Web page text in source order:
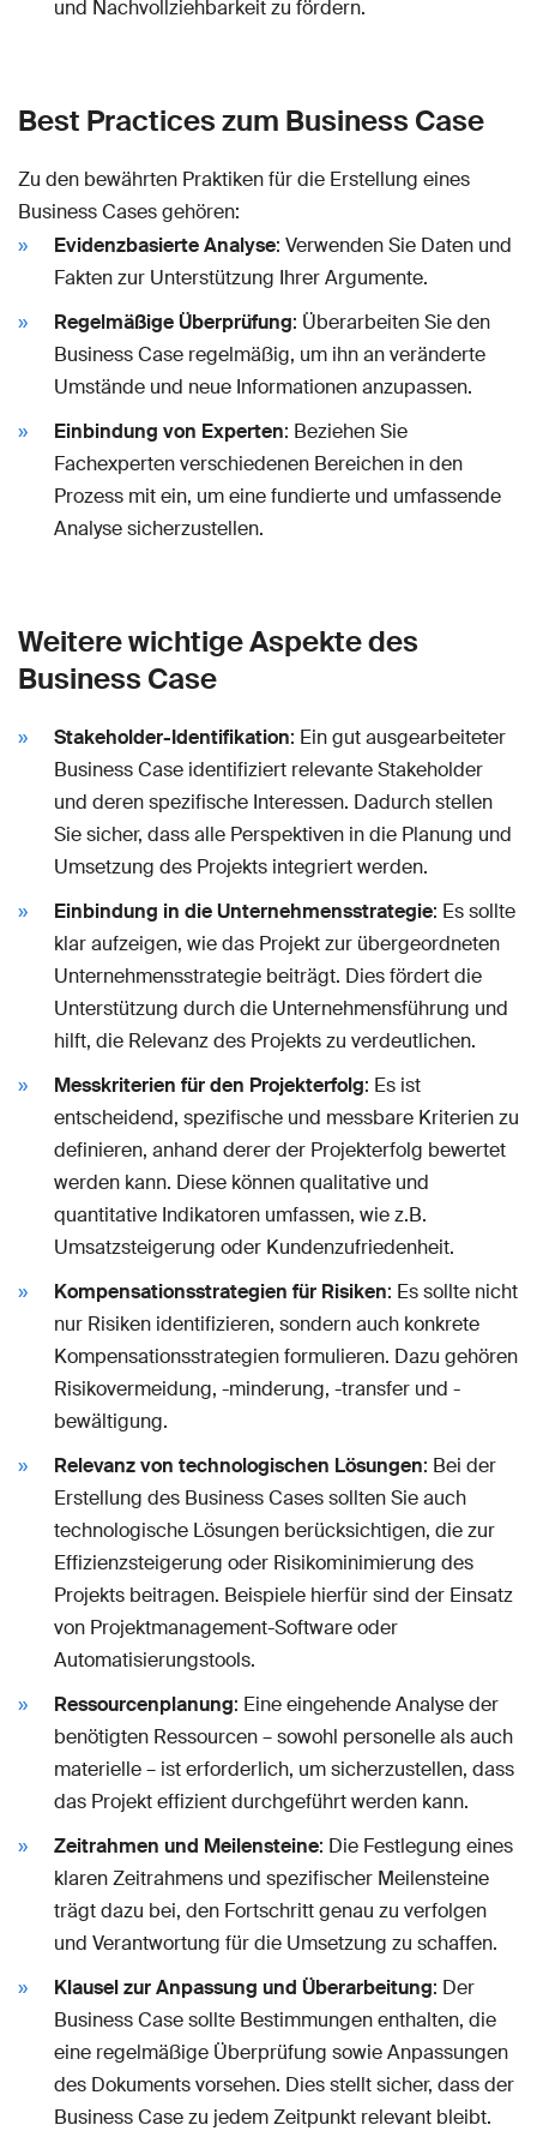
und Nachvollziehbarkeit zu fördern.
Best Practices zum Business Case
Zu den bewährten Praktiken für die Erstellung eines
Business Cases gehören:
Evidenzbasierte Analyse: Verwenden Sie Daten und
Fakten zur Unterstützung Ihrer Argumente.
Regelmäßige Überprüfung: Überarbeiten Sie den
Business Case regelmäßig, um ihn an veränderte
Umstände und neue Informationen anzupassen.
Einbindung von Experten: Beziehen Sie
Fachexperten verschiedenen Bereichen in den
Prozess mit ein, um eine fundierte und umfassende
Analyse sicherzustellen.
Weitere wichtige Aspekte des
Business Case
Stakeholder-Identifikation: Ein gut ausgearbeiteter
Business Case identifiziert relevante Stakeholder
und deren spezifische Interessen. Dadurch stellen
Sie sicher, dass alle Perspektiven in die Planung und
Umsetzung des Projekts integriert werden.
Einbindung in die Unternehmensstrategie: Es sollte
klar aufzeigen, wie das Projekt zur übergeordneten
Unternehmensstrategie beiträgt. Dies fördert die
Unterstützung durch die Unternehmensführung und
hilft, die Relevanz des Projekts zu verdeutlichen.
Messkriterien für den Projekterfolg: Es ist
entscheidend, spezifische und messbare Kriterien zu
definieren, anhand derer der Projekterfolg bewertet
werden kann. Diese können qualitative und
quantitative Indikatoren umfassen, wie z.B.
Umsatzsteigerung oder Kundenzufriedenheit.
Kompensationsstrategien für Risiken: Es sollte nicht
nur Risiken identifizieren, sondern auch konkrete
Kompensationsstrategien formulieren. Dazu gehören
Risikovermeidung, -minderung, -transfer und -
bewältigung.
Relevanz von technologischen Lösungen: Bei der
Erstellung des Business Cases sollten Sie auch
technologische Lösungen berücksichtigen, die zur
Effizienzsteigerung oder Risikominimierung des
Projekts beitragen. Beispiele hierfür sind der Einsatz
von Projektmanagement-Software oder
Automatisierungstools.
Ressourcenplanung: Eine eingehende Analyse der
benötigten Ressourcen – sowohl personelle als auch
materielle – ist erforderlich, um sicherzustellen, dass
das Projekt effizient durchgeführt werden kann.
Zeitrahmen und Meilensteine: Die Festlegung eines
klaren Zeitrahmens und spezifischer Meilensteine
trägt dazu bei, den Fortschritt genau zu verfolgen
und Verantwortung für die Umsetzung zu schaffen.
Klausel zur Anpassung und Überarbeitung: Der
Business Case sollte Bestimmungen enthalten, die
eine regelmäßige Überprüfung sowie Anpassungen
des Dokuments vorsehen. Dies stellt sicher, dass der
Business Case zu jedem Zeitpunkt relevant bleibt.